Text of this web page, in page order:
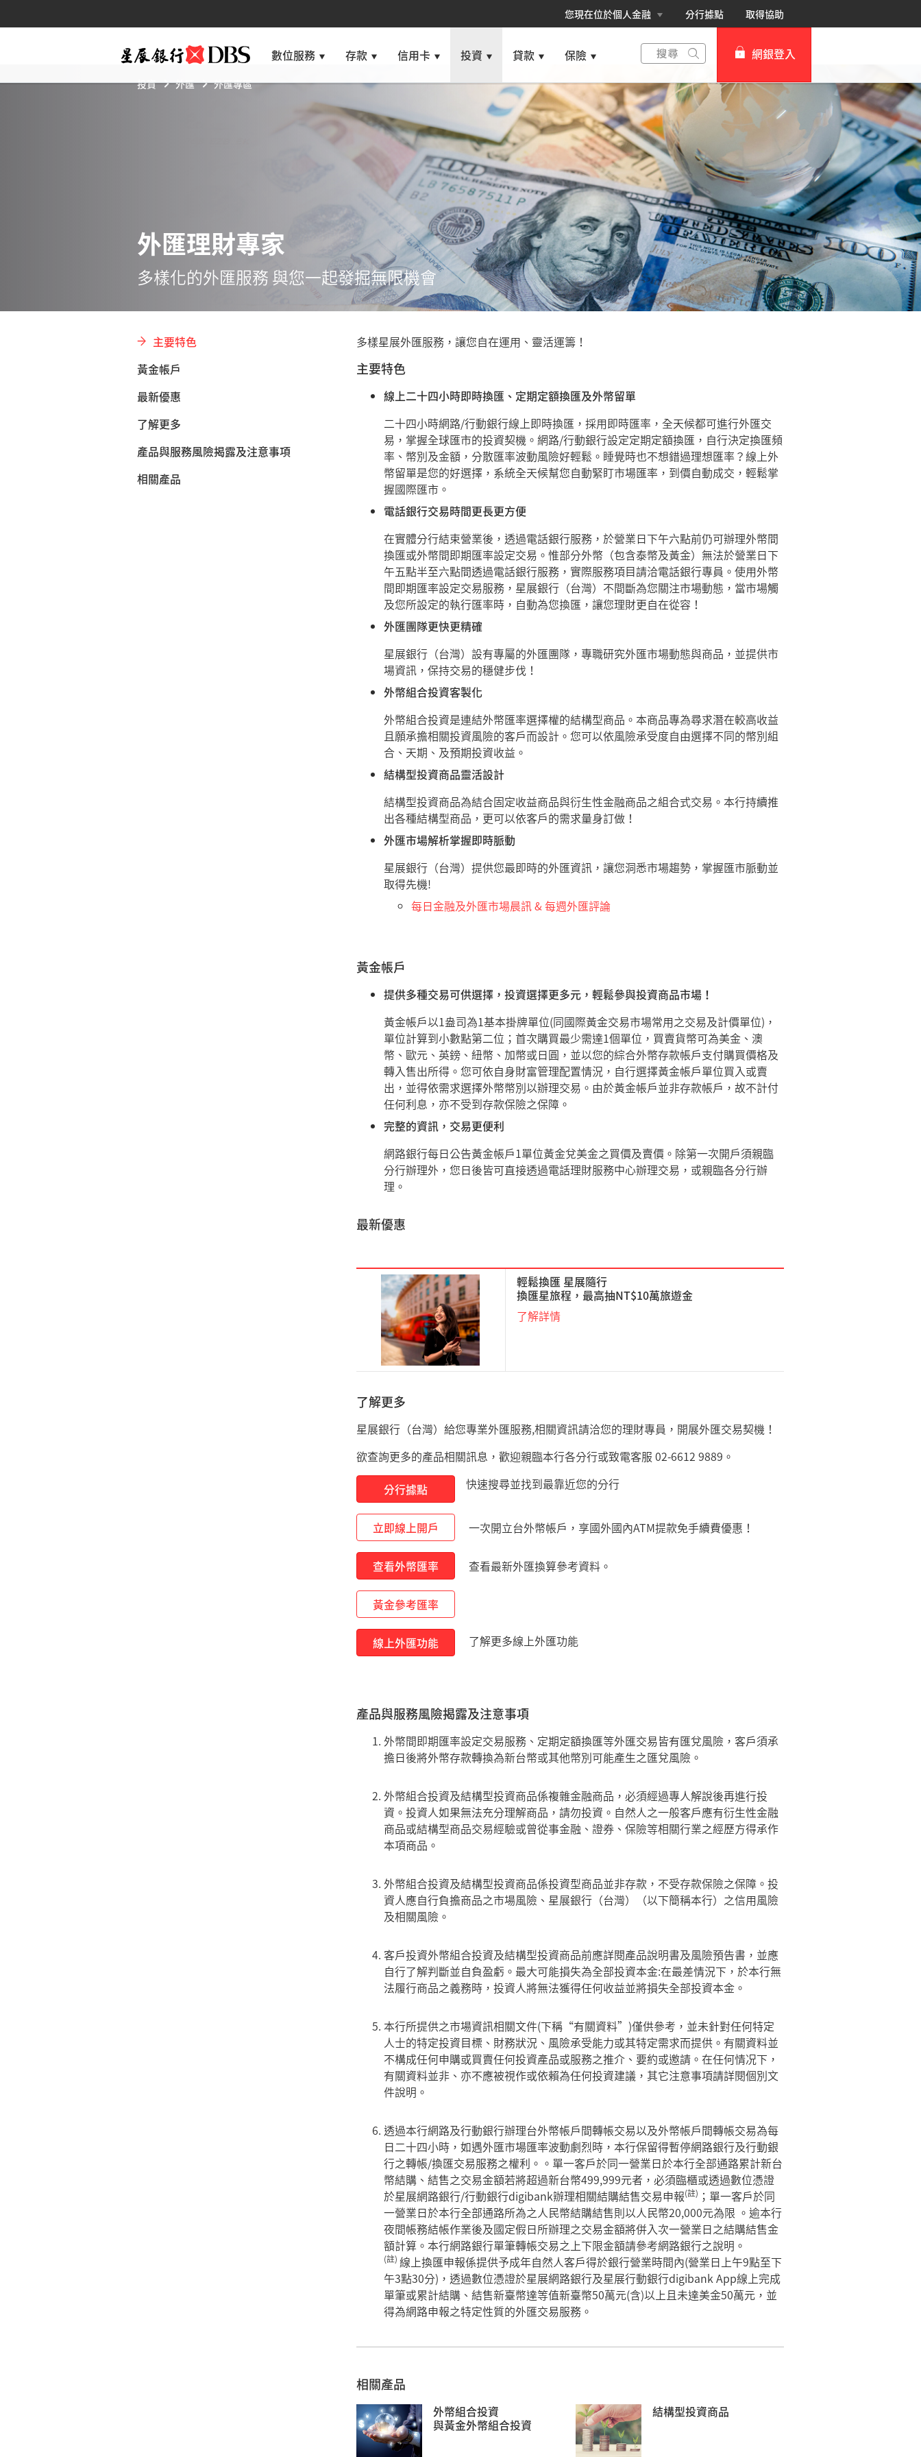
您現在位於個人金融 分行據點 取得協助
數位服務 存款 信用卡 投資 貸款 保險 網銀登入
個人網路銀行
Card+ 信用卡數位服務
企業網路銀行
投資 外匯 外匯專區
外匯理財專家
多樣化的外匯服務 與您一起發掘無限機會
主要特色
黃金帳戶
最新優惠
了解更多
產品與服務風險揭露及注意事項
相關產品
多樣星展外匯服務，讓您自在運用、靈活運籌！
主要特色
線上二十四小時即時換匯、定期定額換匯及外幣留單
二十四小時網路/行動銀行線上即時換匯，採用即時匯率，全天候都可進行外匯交
易，掌握全球匯市的投資契機。網路/行動銀行設定定期定額換匯，自行決定換匯頻
率、幣別及金額，分散匯率波動風險好輕鬆。睡覺時也不想錯過理想匯率？線上外
幣留單是您的好選擇，系統全天候幫您自動緊盯市場匯率，到價自動成交，輕鬆掌
握國際匯市。
電話銀行交易時間更長更方便
在實體分行結束營業後，透過電話銀行服務，於營業日下午六點前仍可辦理外幣間
換匯或外幣間即期匯率設定交易。惟部分外幣（包含泰幣及黃金）無法於營業日下
午五點半至六點間透過電話銀行服務，實際服務項目請洽電話銀行專員。使用外幣
間即期匯率設定交易服務，星展銀行（台灣）不間斷為您關注市場動態，當市場觸
及您所設定的執行匯率時，自動為您換匯，讓您理財更自在從容！
外匯團隊更快更精確
星展銀行（台灣）設有專屬的外匯團隊，專職研究外匯市場動態與商品，並提供市
場資訊，保持交易的穩健步伐！
外幣組合投資客製化
外幣組合投資是連結外幣匯率選擇權的結構型商品。本商品專為尋求潛在較高收益
且願承擔相關投資風險的客戶而設計。您可以依風險承受度自由選擇不同的幣別組
合、天期、及預期投資收益。
結構型投資商品靈活設計
結構型投資商品為結合固定收益商品與衍生性金融商品之組合式交易。本行持續推
出各種結構型商品，更可以依客戶的需求量身訂做！
外匯市場解析掌握即時脈動
星展銀行（台灣）提供您最即時的外匯資訊，讓您洞悉市場趨勢，掌握匯市脈動並
取得先機!
每日金融及外匯市場晨訊 & 每週外匯評論
黃金帳戶
提供多種交易可供選擇，投資選擇更多元，輕鬆參與投資商品市場！
黃金帳戶以1盎司為1基本掛牌單位(同國際黃金交易市場常用之交易及計價單位)，
單位計算到小數點第二位；首次購買最少需達1個單位，買賣貨幣可為美金、澳
幣、歐元、英鎊、紐幣、加幣或日圓，並以您的綜合外幣存款帳戶支付購買價格及
轉入售出所得。您可依自身財富管理配置情況，自行選擇黃金帳戶單位買入或賣
出，並得依需求選擇外幣幣別以辦理交易。由於黃金帳戶並非存款帳戶，故不計付
任何利息，亦不受到存款保險之保障。
完整的資訊，交易更便利
網路銀行每日公告黃金帳戶1單位黃金兌美金之買價及賣價。除第一次開戶須親臨
分行辦理外，您日後皆可直接透過電話理財服務中心辦理交易，或親臨各分行辦
理。
最新優惠
輕鬆換匯 星展隨行
換匯星旅程，最高抽NT$10萬旅遊金
了解詳情
了解更多
星展銀行（台灣）給您專業外匯服務,相關資訊請洽您的理財專員，開展外匯交易契機！
欲查詢更多的產品相關訊息，歡迎親臨本行各分行或致電客服 02-6612 9889。
分行據點
快速搜尋並找到最靠近您的分行
立即線上開戶 一次開立台外幣帳戶，享國外國內ATM提款免手續費優惠！
查看外幣匯率 查看最新外匯換算參考資料。
黃金參考匯率
線上外匯功能 了解更多線上外匯功能
產品與服務風險揭露及注意事項
外幣間即期匯率設定交易服務、定期定額換匯等外匯交易皆有匯兌風險，客戶須承
擔日後將外幣存款轉換為新台幣或其他幣別可能產生之匯兌風險。
外幣組合投資及結構型投資商品係複雜金融商品，必須經過專人解說後再進行投
資。投資人如果無法充分理解商品，請勿投資。自然人之一般客戶應有衍生性金融
商品或結構型商品交易經驗或曾從事金融、證券、保險等相關行業之經歷方得承作
本項商品。
外幣組合投資及結構型投資商品係投資型商品並非存款，不受存款保險之保障。投
資人應自行負擔商品之市場風險、星展銀行（台灣）（以下簡稱本行）之信用風險
及相關風險。
客戶投資外幣組合投資及結構型投資商品前應詳閱產品說明書及風險預告書，並應
自行了解判斷並自負盈虧。最大可能損失為全部投資本金:在最差情況下，於本行無
法履行商品之義務時，投資人將無法獲得任何收益並將損失全部投資本金。
本行所提供之市場資訊相關文件(下稱“有關資料”)僅供參考，並未針對任何特定
人士的特定投資目標、財務狀況、風險承受能力或其特定需求而提供。有關資料並
不構成任何申購或買賣任何投資產品或服務之推介、要約或邀請。在任何情况下，
有關資料並非、亦不應被視作或依賴為任何投資建議，其它注意事項請詳閱個別文
件說明。
透過本行網路及行動銀行辦理台外幣帳戶間轉帳交易以及外幣帳戶間轉帳交易為每
日二十四小時，如遇外匯市場匯率波動劇烈時，本行保留得暫停網路銀行及行動銀
行之轉帳/換匯交易服務之權利。。單一客戶於同一營業日於本行全部通路累計新台
幣結購、結售之交易金額若將超過新台幣499,999元者，必須臨櫃或透過數位憑證
於星展網路銀行/行動銀行digibank辦理相關結購結售交易申報(註) ；單一客戶於同
一營業日於本行全部通路所為之人民幣結購結售則以人民幣20,000元為限 。逾本行
夜間帳務結帳作業後及國定假日所辦理之交易金額將併入次一營業日之結購結售金
額計算。本行網路銀行單筆轉帳交易之上下限金額請參考網路銀行之說明。
(註) 線上換匯申報係提供予成年自然人客戶得於銀行營業時間內(營業日上午9點至下
午3點30分)，透過數位憑證於星展網路銀行及星展行動銀行digibank App線上完成
單筆或累計結購、結售新臺幣達等值新臺幣50萬元(含)以上且未達美金50萬元，並
得為網路申報之特定性質的外匯交易服務。
相關產品
外幣組合投資
與黃金外幣組合投資
結構型投資商品